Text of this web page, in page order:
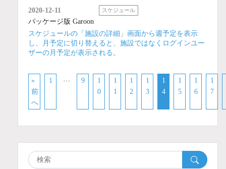
2020-12-11 スケジュール
パッケージ版 Garoon
スケジュールの「施設の詳細」画面から週予定を表示
し、月予定に切り替えると、施設ではなくログインユー
ザーの月予定が表示される。
«
前
へ
1 … 9
1
0
1
1
1
2
1
3
1
4
1
5
1
6
1
7